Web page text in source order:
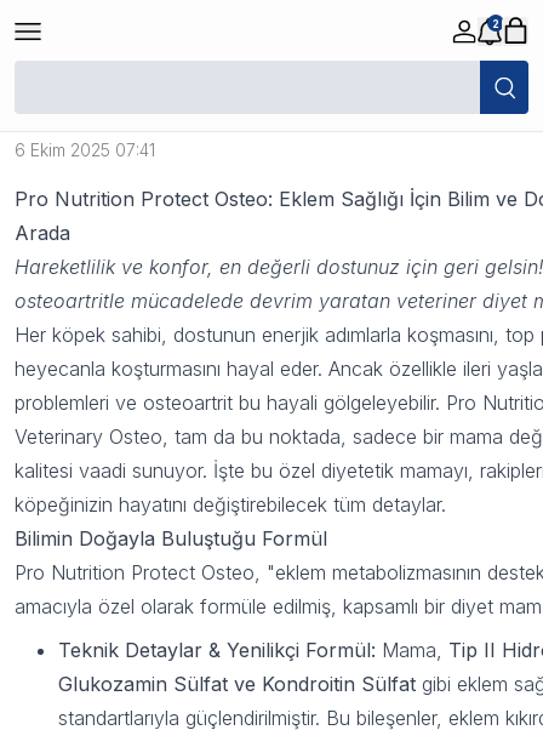
2
Köpeklerde Eklem Ağrısına Son: Hızlı
ve Etkili Tedavi Yöntemi Keşfedin
6 Ekim 2025 07:41
Pro Nutrition Protect Osteo: Eklem Sağlığı İçin Bilim ve
Arada
Hareketlilik ve konfor, en değerli dostunuz için geri
osteoartritle mücadelede devrim yaratan veteriner diyet
Her köpek sahibi, dostunun enerjik adımlarla koşmasını, top
heyecanla koşturmasını hayal eder. Ancak özellikle ileri
problemleri ve osteoartrit bu hayali gölgeleyebilir. Pro
Veterinary Osteo, tam da bu noktada, sadece bir mama
kalitesi vaadi sunuyor. İşte bu özel diyetetik mamayı,
köpeğinizin hayatını değiştirebilecek tüm detaylar.
Bilimin Doğayla Buluştuğu Formül
Pro Nutrition Protect Osteo, "eklem metabolizmasının
amacıyla özel olarak formüle edilmiş, kapsamlı bir diyet
Teknik Detaylar & Yenilikçi Formül: Mama, Tip II
Glukozamin Sülfat ve Kondroitin Sülfat gibi eklem
standartlarıyla güçlendirilmiştir. Bu bileşenler, eklem